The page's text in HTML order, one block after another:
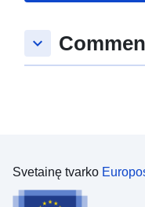
keyboard_arrow_down
Svetainę tvarko